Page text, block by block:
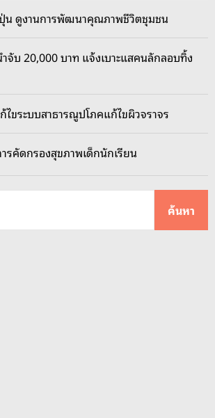
ดูงานการพัฒนาคุณภาพชีวิตชุมชน
จับ 20,000 บาท แจ้งเบาะแสคนลักลอบทิ้ง
ขระบบสาธารณูปโภคแก้ไขผิวจราจร
รคัดกรองสุขภาพเด็กนักเรียน